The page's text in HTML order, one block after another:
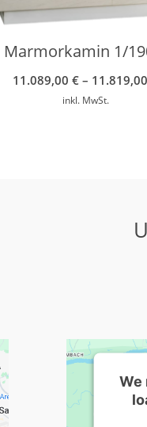
Marmorkamin 1/
11.089,00€ –
inkl. MwSt.
We